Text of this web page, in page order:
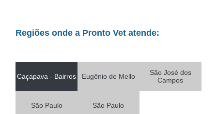
Regiões onde a Pronto Vet atende:
Caçapava - Bairros Eugênio de Mello
São José dos
Campos
São Paulo São Paulo